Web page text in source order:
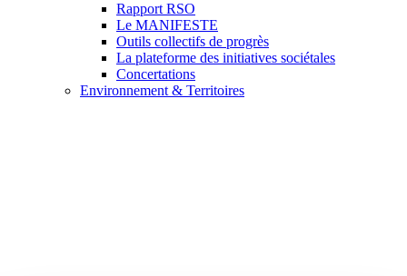
Rapport RSO
Le MANIFESTE
Outils collectifs de progrès
La plateforme des initiatives sociétales
Concertations
Environnement & Territoires